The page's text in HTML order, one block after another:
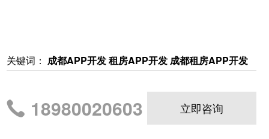
关键词： 成都APP开发租房APP开发 成都租房APP开发
18980020603 立即咨询